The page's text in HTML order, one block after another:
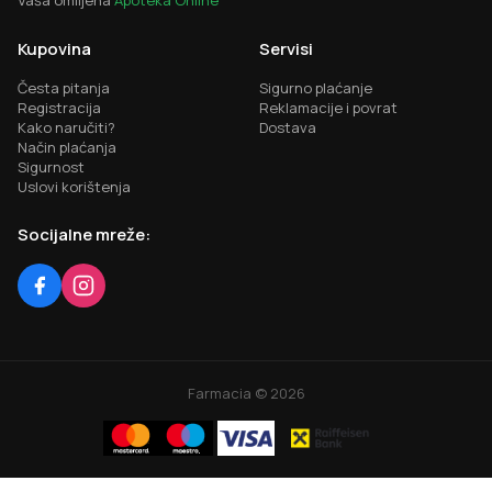
Kupovina
Česta pitanja
Registracija
Kako naručiti?
Način plaćanja
Sigurnost
Uslovi korištenja
Servisi
Sigurno plaćanje
Reklamacije i povrat
Dostava
Socijalne mreže:
Farmacia © 2026